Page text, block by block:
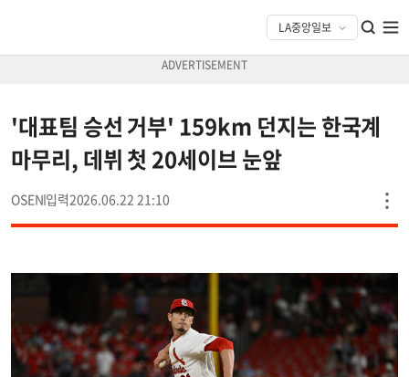
'대표팀 승선 거부' 159km 던지는 한국계
마무리, 데뷔 첫 20세이브 눈앞
OSEN 2026.06.22 21:10